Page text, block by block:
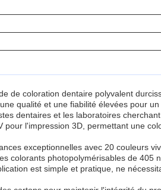
de coloration dentaire polyvalent
qualité et une fiabilité élevées pour
dentaires et les laboratoires
l'impression 3D, permettant une
exceptionnelles avec 20 couleurs
colorants photopolymérisables de
est simple et pratique, ne